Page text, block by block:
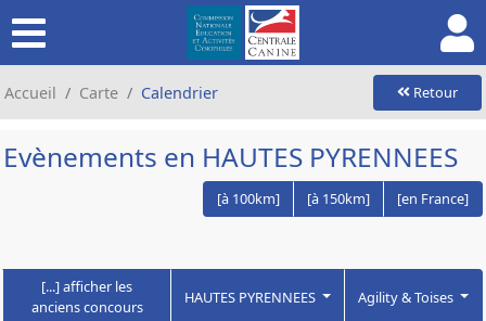
Accueil Carte Calendrier Retour
Evènements en HAUTES PYRENNEES
[à 100km] [à 150km] [en France]
[...] afficher les
anciens concours
HAUTES PYRENNEES Agility & Toises